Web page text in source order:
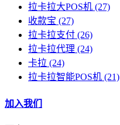
拉卡拉大POS机 (27)
收款宝 (27)
拉卡拉支付 (26)
拉卡拉代理 (24)
卡拉 (24)
拉卡拉智能POS机 (21)
加入我们